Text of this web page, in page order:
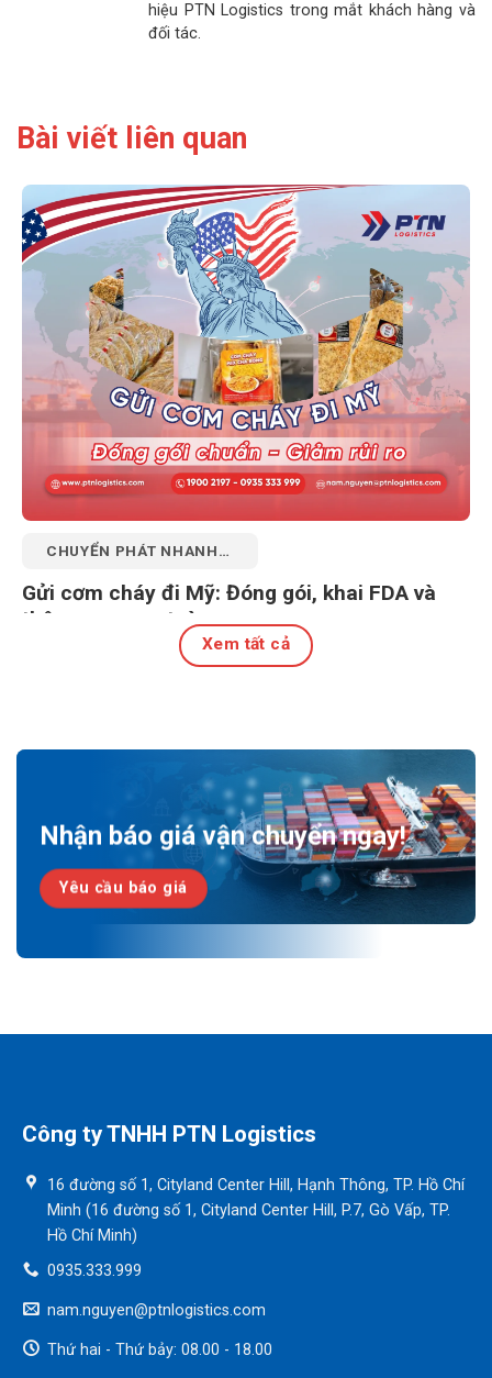
hiệu PTN Logistics trong mắt khách hàng và
đối tác.
Bài viết liên quan
CHUYỂN PHÁT NHANH
Gửi cơm cháy đi Mỹ: Đóng gói, khai FDA và
thông quan an toàn
Xem tất cả
Nhận báo giá vận chuyển ngay!
Yêu cầu báo giá
Công ty TNHH PTN Logistics
16 đường số 1, Cityland Center Hill, Hạnh Thông, TP. Hồ Chí
Minh (16 đường số 1, Cityland Center Hill, P.7, Gò Vấp, TP.
Hồ Chí Minh)
0935.333.999
nam.nguyen@ptnlogistics.com
Thứ hai - Thứ bảy: 08.00 - 18.00